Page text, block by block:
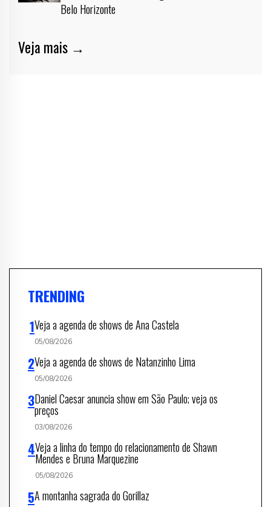
Belo Horizonte
Veja mais →
TRENDING
Veja a agenda de shows de Ana Castela
05/08/2026
Veja a agenda de shows de Natanzinho Lima
05/08/2026
Daniel Caesar anuncia show em São Paulo; veja os
preços
03/08/2026
Veja a linha do tempo do relacionamento de Shawn
Mendes e Bruna Marquezine
05/08/2026
A montanha sagrada do Gorillaz